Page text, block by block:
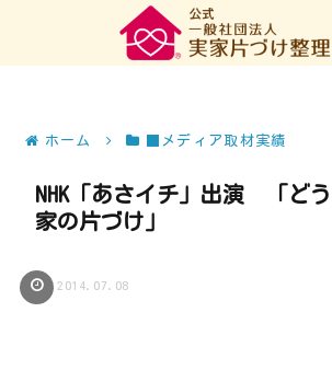
ホーム ■メディア取材実績
NHK「あさイチ」出演 「ど
家の片づけ」
2014.07.08